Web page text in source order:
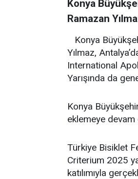
Konya
Ramazan
Konya
Yılmaz,
International
Yarışında da
Konya
eklemeye devam
Türkiye Bisiklet
Criterium 2025
katılımıyla